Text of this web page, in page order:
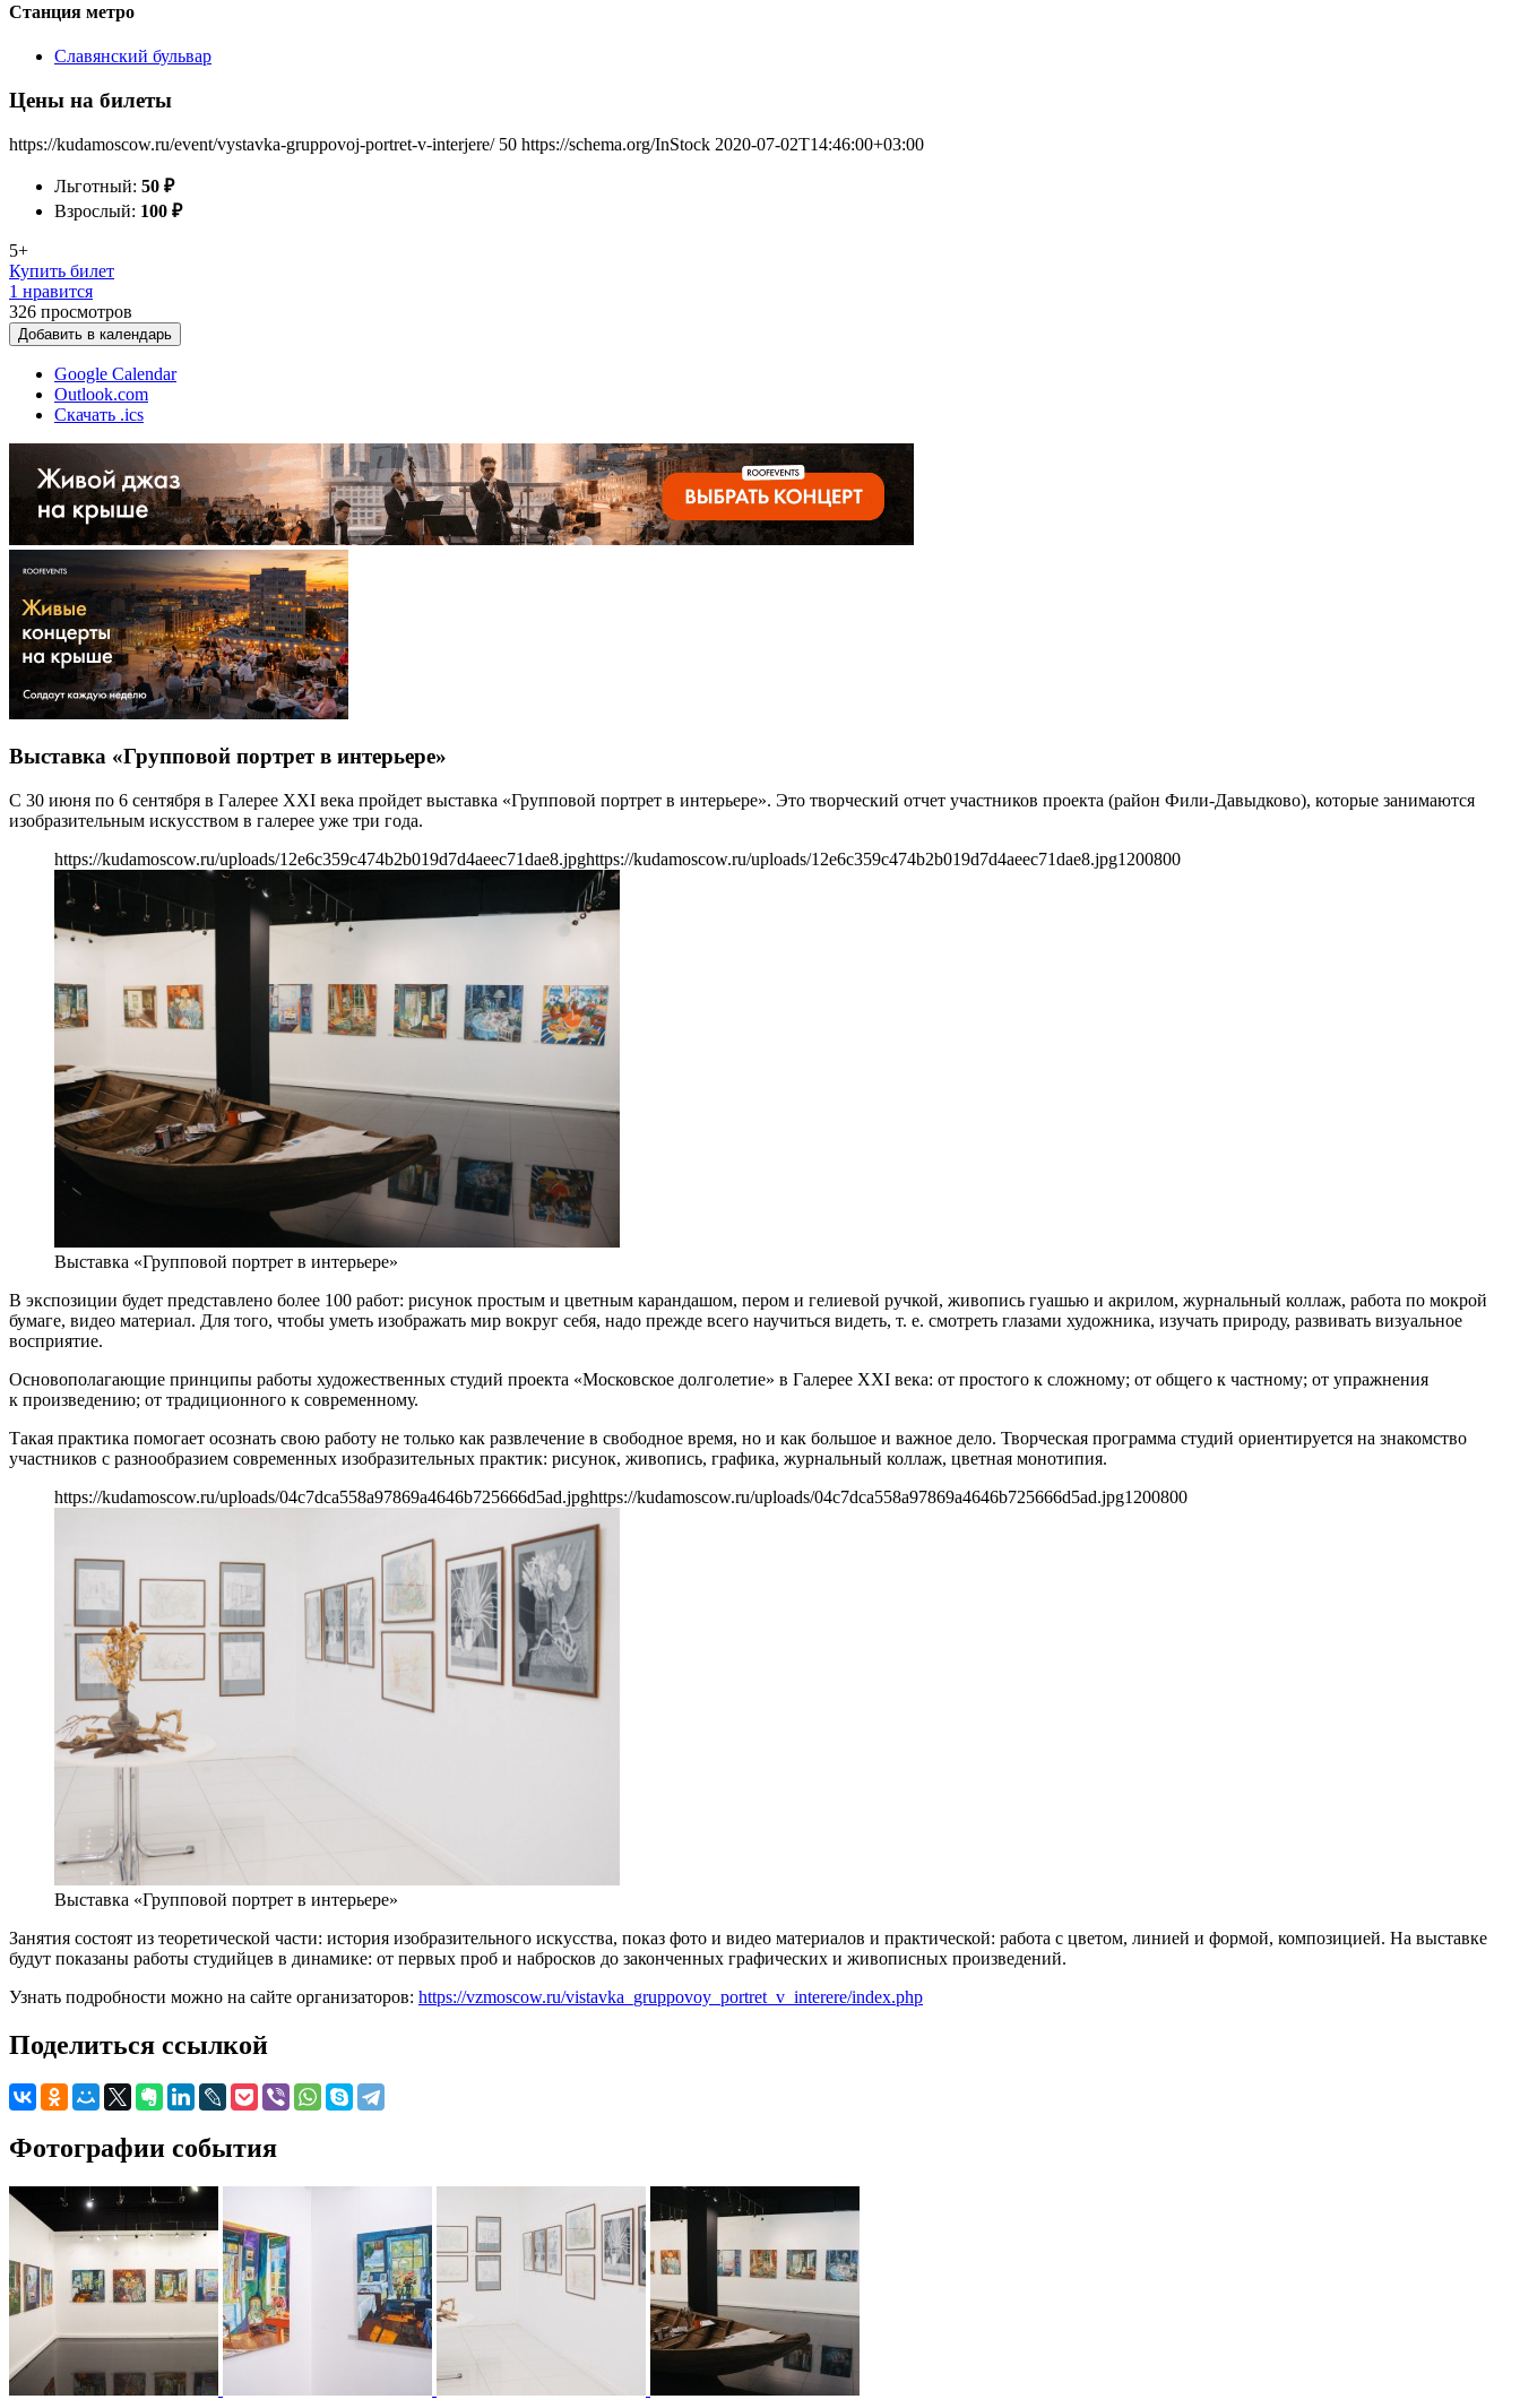
Станция метро
Славянский бульвар
Цены на билеты
https://kudamoscow.ru/event/vystavka-gruppovoj-portret-v-interjere/ 50 https://schema.org/InStock 2020-07-02T14:46:00+03:00
Льготный: 50 ₽
Взрослый: 100 ₽
5+
Купить билет
1 нравится
326 просмотров
Добавить в календарь
Google Calendar
Outlook.com
Скачать .ics
Выставка «Групповой портрет в интерьере»
С 30 июня по 6 сентября в Галерее XXI века пройдет выставка «Групповой портрет в интерьере». Это творческий отчет участников проекта (район Фили-Давыдково), которые занимаются
изобразительным искусством в галерее уже три года.
https://kudamoscow.ru/uploads/12e6c359c474b2b019d7d4aeec71dae8.jpghttps://kudamoscow.ru/uploads/12e6c359c474b2b019d7d4aeec71dae8.jpg1200800
Выставка «Групповой портрет в интерьере»
В экспозиции будет представлено более 100 работ: рисунок простым и цветным карандашом, пером и гелиевой ручкой, живопись гуашью и акрилом, журнальный коллаж, работа по мокрой
бумаге, видео материал. Для того, чтобы уметь изображать мир вокруг себя, надо прежде всего научиться видеть, т. е. смотреть глазами художника, изучать природу, развивать визуальное
восприятие.
Основополагающие принципы работы художественных студий проекта «Московское долголетие» в Галерее XXI века: от простого к сложному; от общего к частному; от упражнения
к произведению; от традиционного к современному.
Такая практика помогает осознать свою работу не только как развлечение в свободное время, но и как большое и важное дело. Творческая программа студий ориентируется на знакомство
участников с разнообразием современных изобразительных практик: рисунок, живопись, графика, журнальный коллаж, цветная монотипия.
https://kudamoscow.ru/uploads/04c7dca558a97869a4646b725666d5ad.jpghttps://kudamoscow.ru/uploads/04c7dca558a97869a4646b725666d5ad.jpg1200800
Выставка «Групповой портрет в интерьере»
Занятия состоят из теоретической части: история изобразительного искусства, показ фото и видео материалов и практической: работа с цветом, линией и формой, композицией. На выставке
будут показаны работы студийцев в динамике: от первых проб и набросков до законченных графических и живописных произведений.
Узнать подробности можно на сайте организаторов: https://vzmoscow.ru/vistavka_gruppovoy_portret_v_interere/index.php
Поделиться ссылкой
Фотографии события